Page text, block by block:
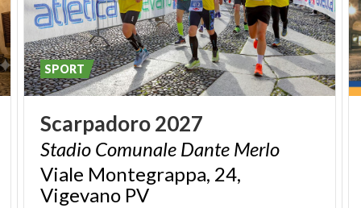
Scarpadoro2027
Stadio Comunale Dante Merlo
Viale Montegrappa, 24,
Vigevano PV
SPORT